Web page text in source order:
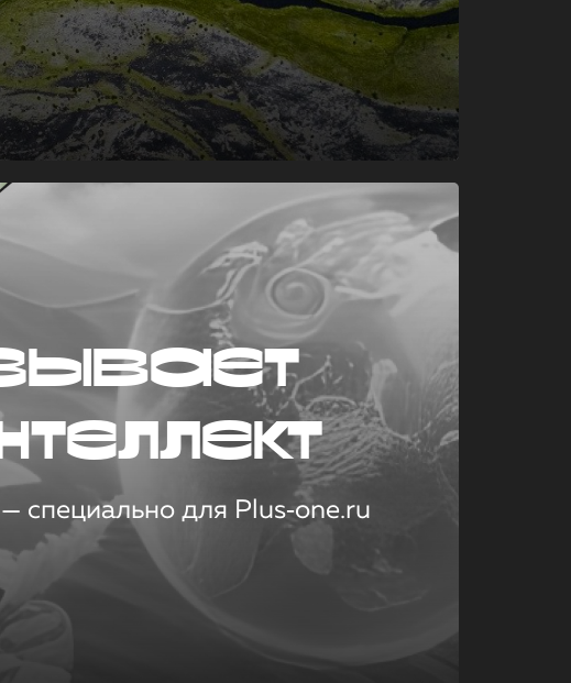
специально для Plus‑one.ru